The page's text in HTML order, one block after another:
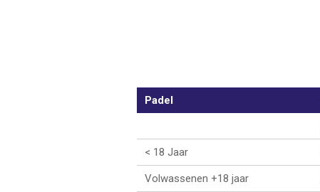
Padel
< 18 Jaar
Volwassenen +18 jaar